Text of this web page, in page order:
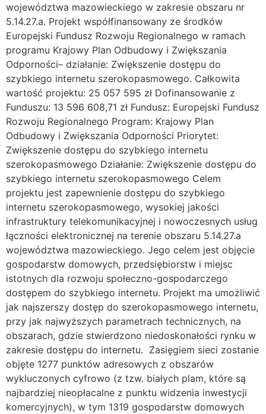
województwa mazowieckiego w zakresie obszaru nr
5.14.27.a. Projekt współfinansowany ze środków
Europejski Fundusz Rozwoju Regionalnego w ramach
programu Krajowy Plan Odbudowy i Zwiększania
Odporności– działanie: Zwiększenie dostępu do
szybkiego internetu szerokopasmowego. Całkowita
wartość projektu: 25 057 595 zł Dofinansowanie z
Funduszu: 13 596 608,71 zł Fundusz: Europejski Fundusz
Rozwoju Regionalnego Program: Krajowy Plan
Odbudowy i Zwiększania Odporności Priorytet:
Zwiększenie dostępu do szybkiego internetu
szerokopasmowego Działanie: Zwiększenie dostępu do
szybkiego internetu szerokopasmowego Celem
projektu jest zapewnienie dostępu do szybkiego
internetu szerokopasmowego, wysokiej jakości
infrastruktury telekomunikacyjnej i nowoczesnych usług
łączności elektronicznej na terenie obszaru 5.14.27.a
województwa mazowieckiego. Jego celem jest objęcie
gospodarstw domowych, przedsiębiorstw i miejsc
istotnych dla rozwoju społeczno-gospodarczego
dostępem do szybkiego internetu. Projekt ma umożliwić
jak najszerszy dostęp do szerokopasmowego internetu,
przy jak najwyższych parametrach technicznych, na
obszarach, gdzie stwierdzono niedoskonałości rynku w
zakresie dostępu do internetu. Zasięgiem sieci zostanie
objęte 1277 punktów adresowych z obszarów
wykluczonych cyfrowo (z tzw. białych plam, które są
najbardziej nieopłacalne z punktu widzenia inwestycji
komercyjnych), w tym 1319 gospodarstw domowych